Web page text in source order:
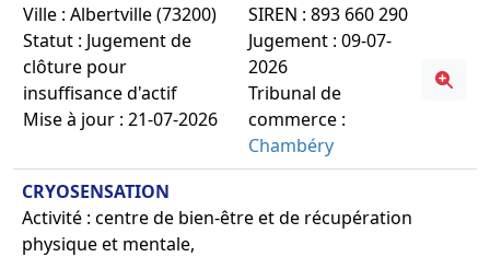
Ville : Albertville (73200)
Statut : Jugement de
clôture pour
insuffisance d'actif
Mise à jour : 21-07-2026
SIREN : 893 660 290
Jugement : 09-07-
2026
Tribunal de
commerce :
Chambéry
CRYOSENSATION
Activité : centre de bien-être et de récupération
physique et mentale,